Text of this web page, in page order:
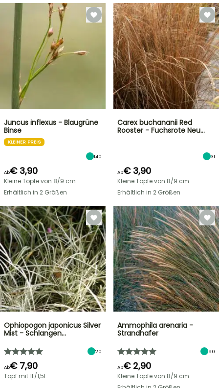
Juncus inflexus - Blaugrüne
Binse
KLEINER PREIS
140
Ab€ 3,90
Kleine Töpfe von 8/9 cm
Erhältlich in 2 Größen
Carex buchananii Red
Rooster - Fuchsrote Neu…
31
Ab€ 3,90
Kleine Töpfe von 8/9 cm
Erhältlich in 2 Größen
Ophiopogon japonicus Silver
Mist - Schlangen…
20
Ab€ 7,90
Topf mit 1L/1,5L
Ammophila arenaria -
Strandhafer
90
Ab€ 2,90
Kleine Töpfe von 8/9 cm